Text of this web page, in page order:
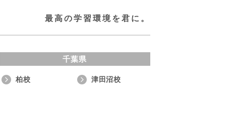
最高の学習環境を君に。
千葉県
柏校 津田沼校